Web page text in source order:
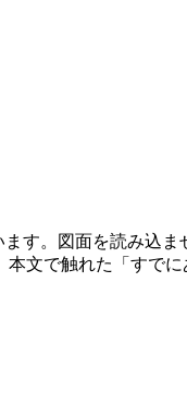
す。図面を読み込
文で触れた「すで